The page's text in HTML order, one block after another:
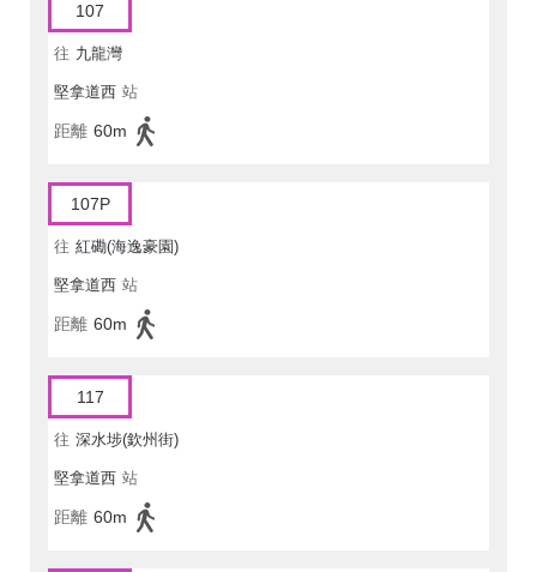
107
往 九龍灣
堅拿道西 站
距離 60m
107P
往 紅磡(海逸豪園)
堅拿道西 站
距離 60m
117
往 深水埗(欽州街)
堅拿道西 站
距離 60m